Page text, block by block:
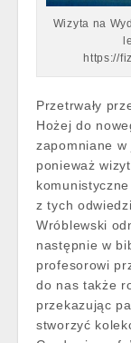
Wizyta na
https://
Przetrwały
Hożej do
zapomniane w
ponieważ
z tych
Wróblewski
następnie w
profesorowi
do nas także
przekazując
stworzyć